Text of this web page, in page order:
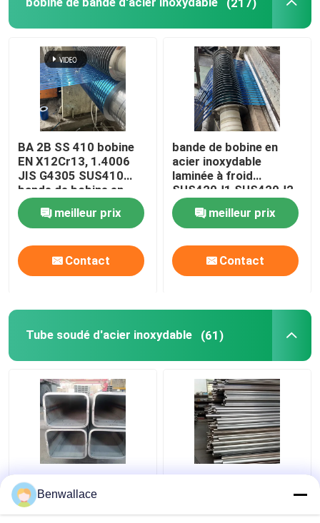
BA 2B SS 410 bobine
EN X12Cr13, 1.4006
JIS G4305 SUS410
bande de bobine en
acier inoxydable 0,3-3
mm
meilleur prix
Contact
bande de bobine en
acier inoxydable
laminée à froid
SUS420J1 SUS420J2
0,3-3 mm
meilleur prix
Contact
Tube soudé d'acier inoxydable (61)
Tuyaux en acier
inoxydable soudés
200*200*6MM
Benwallace